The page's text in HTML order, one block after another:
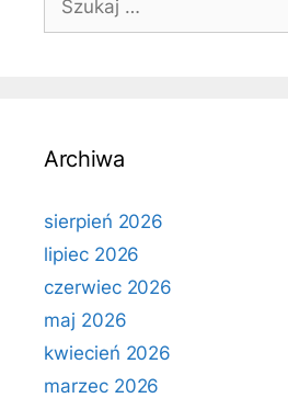
Archiwa
sierpień 2026
lipiec 2026
czerwiec 2026
maj 2026
kwiecień 2026
marzec 2026